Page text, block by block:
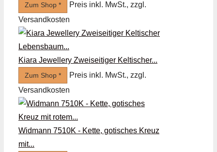
Zum Shop *
Preis inkl. MwSt., zzgl.
Versandkosten
Kiara Jewellery Zweiseitiger Keltischer...
Zum Shop *
Preis inkl. MwSt., zzgl.
Versandkosten
Widmann 7510K - Kette, gotisches Kreuz
mit...